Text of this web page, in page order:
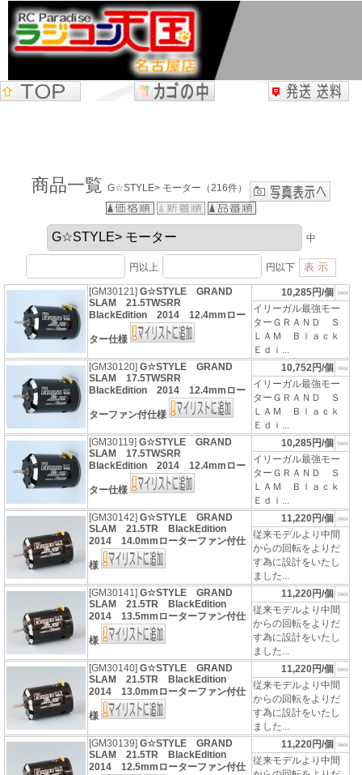
商品一覧 G☆STYLE> モーター（216件）
中
円以上 円以下
[GM30121]G☆STYLE GRAND
SLAM 21.5TWSRR
BlackEdition 2014 12.4mmロー
ター仕様
10,285円/個
イリーガル最強モー
ターＧＲＡＮＤ Ｓ
ＬＡＭ Ｂｌａｃｋ
Ｅｄｉ...
[GM30120]G☆STYLE GRAND
SLAM 17.5TWSRR
BlackEdition 2014 12.4mmロー
ターファン付仕様
10,752円/個
イリーガル最強モー
ターＧＲＡＮＤ Ｓ
ＬＡＭ Ｂｌａｃｋ
Ｅｄｉ...
[GM30119]G☆STYLE GRAND
SLAM 17.5TWSRR
BlackEdition 2014 12.4mmロー
ター仕様
10,285円/個
イリーガル最強モー
ターＧＲＡＮＤ Ｓ
ＬＡＭ Ｂｌａｃｋ
Ｅｄｉ...
[GM30142]G☆STYLE GRAND
SLAM 21.5TR BlackEdition
2014 14.0mmローターファン付仕
様
11,220円/個
従来モデルより中間
からの回転をよりだ
す為に設計をいたし
ました...
[GM30141]G☆STYLE GRAND
SLAM 21.5TR BlackEdition
2014 13.5mmローターファン付仕
様
11,220円/個
従来モデルより中間
からの回転をよりだ
す為に設計をいたし
ました...
[GM30140]G☆STYLE GRAND
SLAM 21.5TR BlackEdition
2014 13.0mmローターファン付仕
様
11,220円/個
従来モデルより中間
からの回転をよりだ
す為に設計をいたし
ました...
[GM30139]G☆STYLE GRAND
SLAM 21.5TR BlackEdition
2014 12.5mmローターファン付仕
11,220円/個
従来モデルより中間